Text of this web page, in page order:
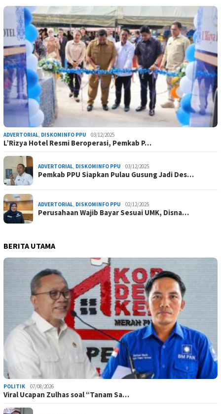
ADVERTORIAL, DISKOMINFO PPU 03/12/2025
L’Rizya Hotel Resmi Beroperasi, Pemkab P…
ADVERTORIAL, DISKOMINFO PPU 03/12/2025
Pemkab PPU Siapkan Pulau Gusung Jadi Des…
ADVERTORIAL, DISKOMINFO PPU 02/12/2025
Perusahaan Wajib Bayar Sesuai UMK, Disna…
BERITA UTAMA
POLITIK 07/08/2026
Viral Ucapan Zulhas soal “Tanam Sa…